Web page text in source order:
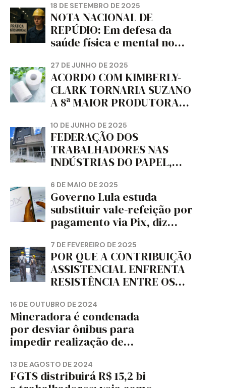
18 DE SETEMBRO DE 2025
NOTA NACIONAL DE
REPÚDIO: Em defesa da
saúde física e mental no
da dignidade sindical.
27 DE JUNHO DE 2025
ACORDO COM KIMBERLY-
CLARK TORNARIA SUZANO
A 8ª MAIOR PRODUTORA
MUNDO, DIZ FITCH
10 DE JUNHO DE 2025
FEDERAÇÃO DOS
TRABALHADORES NAS
INDÚSTRIAS DO PAPEL,
CORTIÇA E ARTEFATOS DE
PAPEL DO ESTADO DO
PARANÁ – FETRAPEL-PR
6 DE MAIO DE 2025
Governo Lula estuda
substituir vale-refeição por
pagamento via Pix, diz
7 DE FEVEREIRO DE 2025
POR QUE A CONTRIBUIÇÃO
ASSISTENCIAL ENFRENTA
RESISTÊNCIA ENTRE OS
16 DE OUTUBRO DE 2024
Mineradora é condenada
por desviar ônibus para
impedir realização de
13 DE AGOSTO DE 2024
FGTS distribuirá R$ 15,2 bi